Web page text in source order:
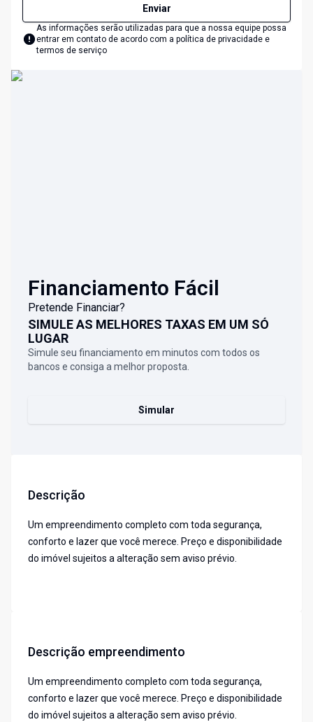
Enviar
As informações serão utilizadas para que a nossa equipe possa
entrar em contato de acordo com a política de privacidade e
termos de serviço
Financiamento Fácil
Pretende Financiar?
SIMULE AS MELHORES TAXAS EM UM SÓ
LUGAR
Simule seu financiamento em minutos com todos os
bancos e consiga a melhor proposta.
Simular
Descrição
Um empreendimento completo com toda segurança,
conforto e lazer que você merece. Preço e disponibilidade
do imóvel sujeitos a alteração sem aviso prévio.
Descrição empreendimento
Um empreendimento completo com toda segurança,
conforto e lazer que você merece. Preço e disponibilidade
do imóvel sujeitos a alteração sem aviso prévio.